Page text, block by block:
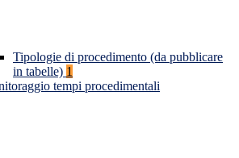
Tipologie di procedimento (da pubblicare
in tabelle) 1
tempi procedimentali